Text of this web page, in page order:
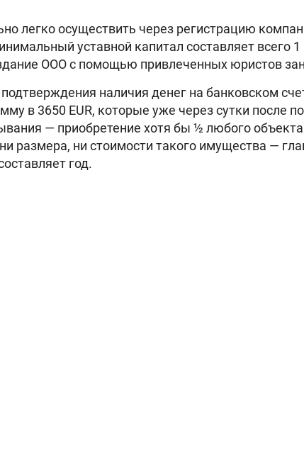
легко осуществить через регистрацию
уставной капитал составляет всего 1
ООО с помощью привлеченных юристов
наличия денег на банковском
в 3650 EUR, которые уже через сутки после
— приобретение хотя бы ½ любого
размера, ни стоимости такого имущества —
год.